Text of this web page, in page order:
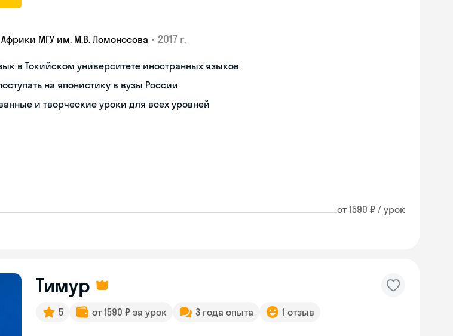
Африки МГУ им. М.В. Ломоносова • 2017 г.
в Токийском университете иностранных языков
на японистику в вузы России
и творческие уроки для всех уровней
от 1590 ₽ / урок
Тимур
5 от 1590 ₽ за урок 3 года опыта 1 отзыв